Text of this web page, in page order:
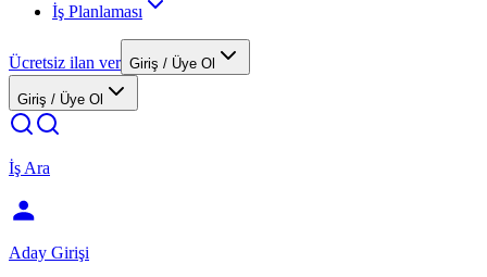
İş Planlaması
Ücretsiz ilan ver Giriş / Üye Ol
Giriş / Üye Ol
İş Ara
Aday Girişi